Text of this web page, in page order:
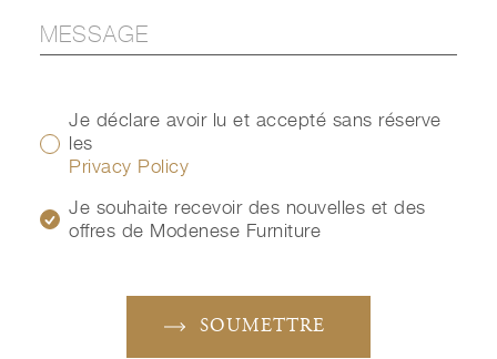
Je déclare avoir lu et accepté sans réserve
les
Privacy Policy
Je souhaite recevoir des nouvelles et des
offres de Modenese Furniture
SOUMETTRE